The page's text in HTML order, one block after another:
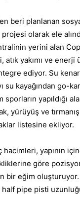
beri planlanan
olarak ele
yerini alan
atık yakımı ve
ediyor. Su
su kayağından go-
yapıldığı
yürüyüş ve
listesine ekliyor.
yapının
göre
bir eğim
half pipe pisti